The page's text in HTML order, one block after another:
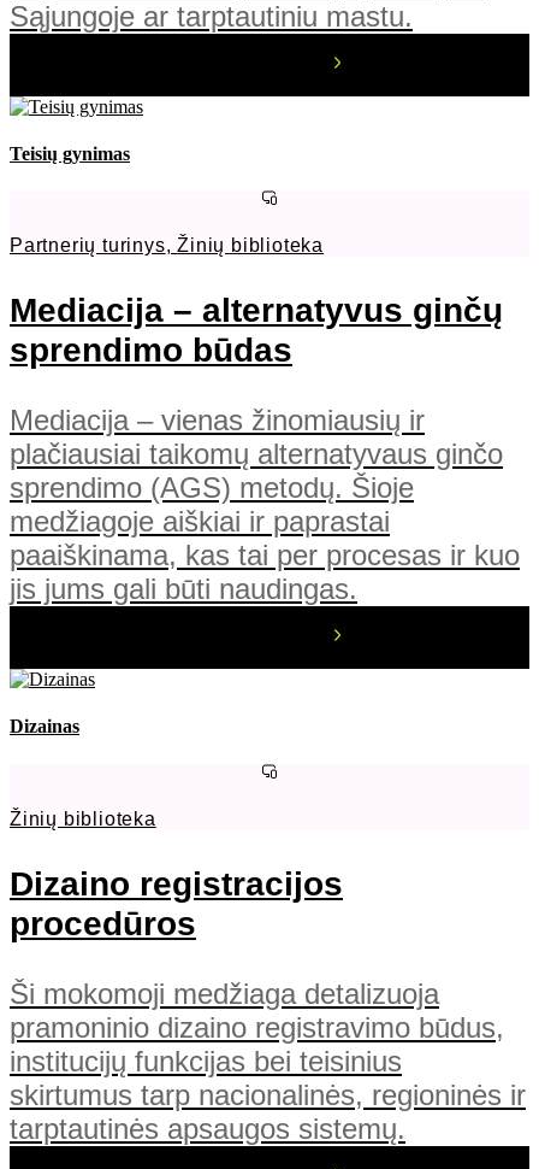
Sąjungoje ar tarptautiniu mastu.
Teisių gynimas
Partnerių turinys,Žinių biblioteka
Mediacija – alternatyvus ginčų
sprendimo būdas
Mediacija – vienas žinomiausių ir
plačiausiai taikomų alternatyvaus ginčo
sprendimo (AGS) metodų. Šioje
medžiagoje aiškiai ir paprastai
paaiškinama, kas tai per procesas ir kuo
jis jums gali būti naudingas.
Dizainas
Žinių biblioteka
Dizaino registracijos
procedūros
Ši mokomoji medžiaga detalizuoja
pramoninio dizaino registravimo būdus,
institucijų funkcijas bei teisinius
skirtumus tarp nacionalinės, regioninės ir
tarptautinės apsaugos sistemų.